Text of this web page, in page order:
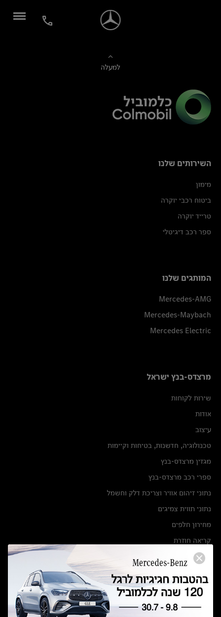
למעלה
השירותים שלנו
מימון
ביטוח רכבי יוקרה
טרייד יוקרה
ספר רכב דיגיטלי
המותגים שלנו
Mercedes-AMG
Mercedes-Maybach
Mercedes Electric
מרצדס-בנץ ישראל
שירות לקוחות
אודות
עיצוב
טכנולוגיה, חדשנות, בטיחות וקיימות
מגזין מרצדס-בנץ
ספרי רכב מרצדס-בנץ
נתוני זיהום אוויר וצריכת דלק וחשמל
נתוני תווית צמיגים
מחירון חלפים
קריאה חוזרת
הודעה על הטבות לרכבי מרצדס בהסדר פשרה בתצ 56447-02-19
תקנון ימי מכירות 120 לכלמוביל